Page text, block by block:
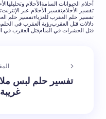
أحلام الحيوانات السامةالأحلام وتحليلها
تفسير الأحلامتفسير الأحلام عبر الإنترنت
تفسير حلم العقرب للعزباءتفسير حلم
دلالات قتل العقربرؤية العقرب في الحلم
قتل الحشرات في المنامقتل العقرب في
تفسير حلم لبس